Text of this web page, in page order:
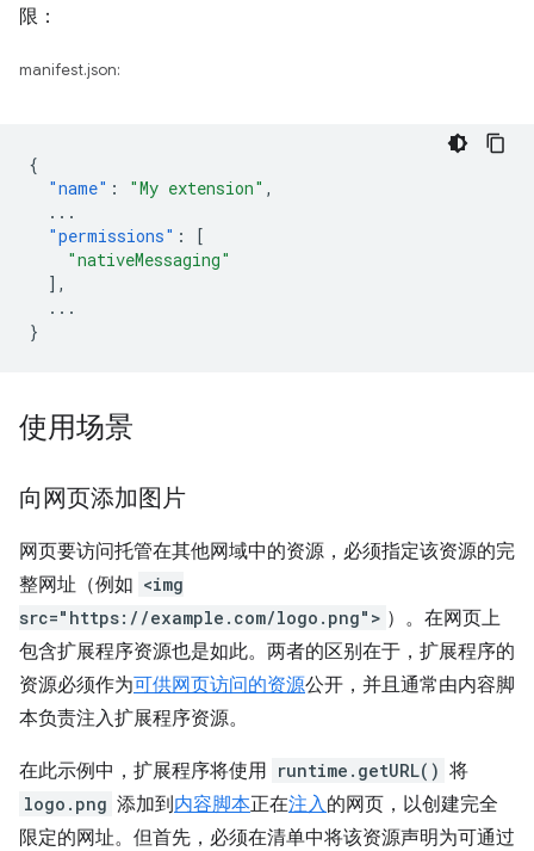
限：
manifest.json:
{
"name" : "My extension" ,
...
"permissions" :
[
"nativeMessaging"
],
...
}
使用场景
向网页添加图片
网页要访问托管在其他网域中的资源，必须指定该资源的完
整网址（例如 <img
src="https://example.com/logo.png"> ）。在网页上
包含扩展程序资源也是如此。两者的区别在于，扩展程序的
资源必须作为可供网页访问的资源公开，并且通常由内容脚
本负责注入扩展程序资源。
在此示例中，扩展程序将使用 runtime.getURL() 将
logo.png 添加到内容脚本正在注入的网页，以创建完全
限定的网址。但首先，必须在清单中将该资源声明为可通过